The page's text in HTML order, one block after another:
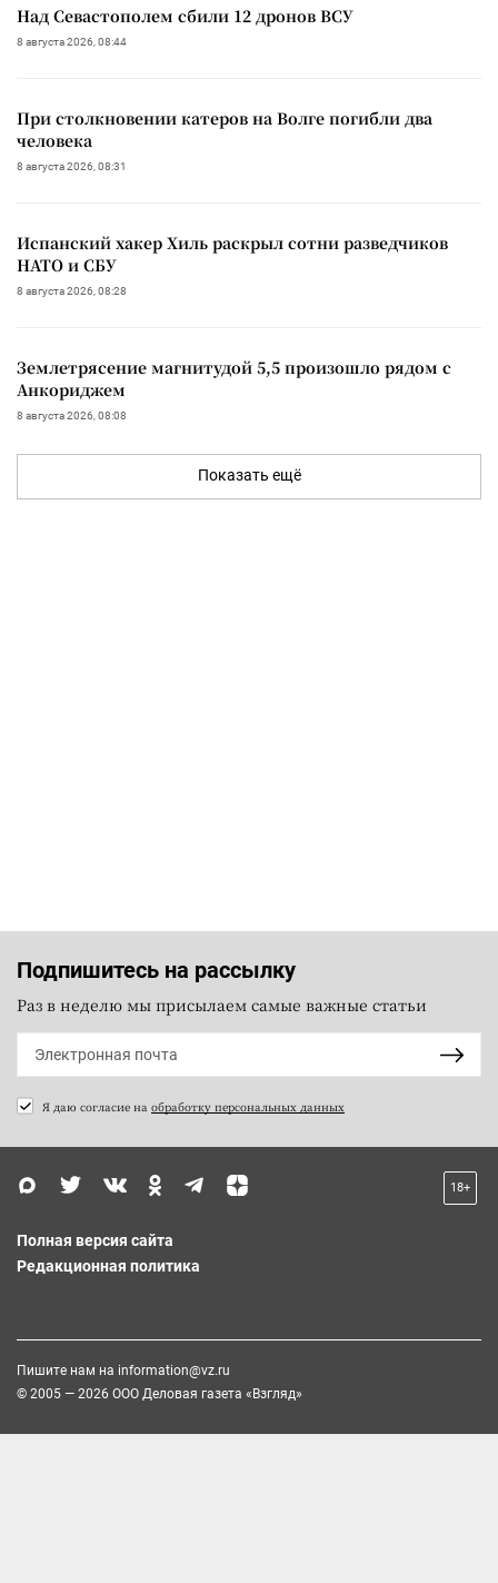
Над Севастополем сбили 12 дронов ВСУ
8 августа 2026, 08:44
При столкновении катеров на Волге погибли два
человека
8 августа 2026, 08:31
Испанский хакер Хиль раскрыл сотни разведчиков
НАТО и СБУ
8 августа 2026, 08:28
Землетрясение магнитудой 5,5 произошло рядом с
Анкориджем
8 августа 2026, 08:08
Показать ещё
Подпишитесь на рассылку
Раз в неделю мы присылаем самые важные статьи
Я даю согласие на обработку персональных данных
18+
Полная версия сайта
Редакционная политика
Пишите нам на information@vz.ru
© 2005 — 2026 ООО Деловая газета «Взгляд»